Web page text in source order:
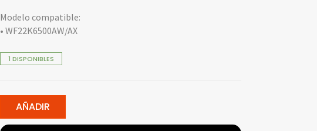
Modelo compatible:
• WF22K6500AW/AX
1 DISPONIBLES
AÑADIR